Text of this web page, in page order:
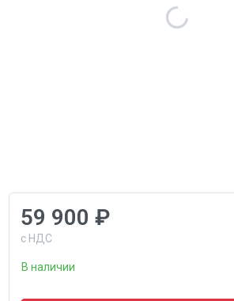
59 900 ₽
с НДС
В наличии